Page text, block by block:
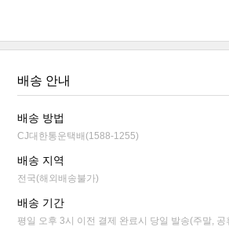
배송 안내
배송 방법
CJ대한통운택배(1588-1255)
배송 지역
전국(해외배송불가)
배송 기간
평일 오후 3시 이전 결제 완료시 당일 발송(주말, 공